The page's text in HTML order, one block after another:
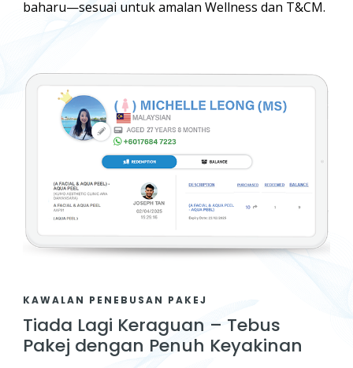
baharu—sesuai untuk amalan Wellness dan T&CM.
KAWALAN PENEBUSAN PAKEJ
Tiada Lagi Keraguan – Tebus
Pakej dengan Penuh Keyakinan